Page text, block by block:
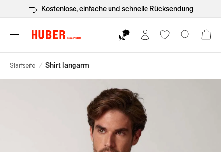
Kostenlose, einfache und schnelle Rücksendung
Startseite / Shirt langarm